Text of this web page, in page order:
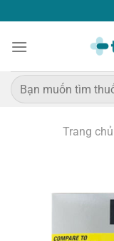
qua
nội
Tìm
kiếm:
Trang chủ